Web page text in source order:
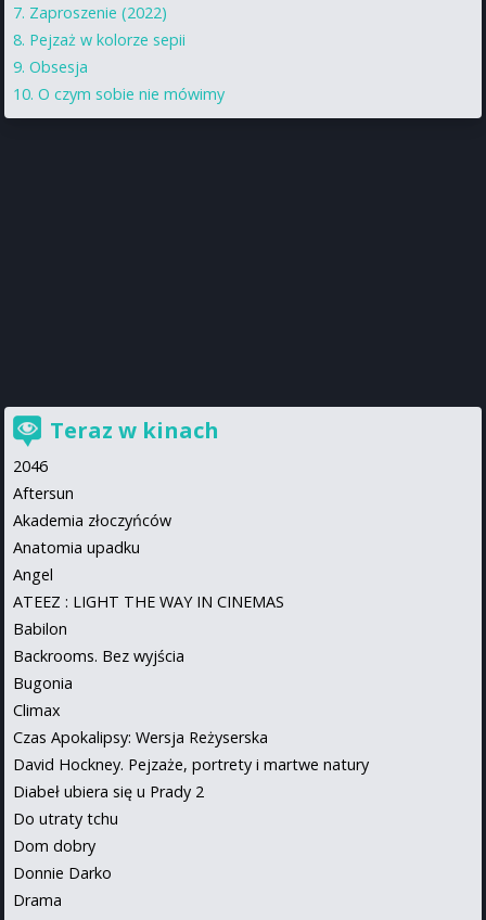
Zaproszenie (2022)
Pejzaż w kolorze sepii
Obsesja
O czym sobie nie mówimy
Teraz w kinach
2046
Aftersun
Akademia złoczyńców
Anatomia upadku
Angel
ATEEZ : LIGHT THE WAY IN CINEMAS
Babilon
Backrooms. Bez wyjścia
Bugonia
Climax
Czas Apokalipsy: Wersja Reżyserska
David Hockney. Pejzaże, portrety i martwe natury
Diabeł ubiera się u Prady 2
Do utraty tchu
Dom dobry
Donnie Darko
Drama